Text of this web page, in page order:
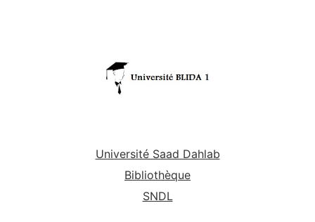
Université Saad Dahlab
Bibliothèque
SNDL